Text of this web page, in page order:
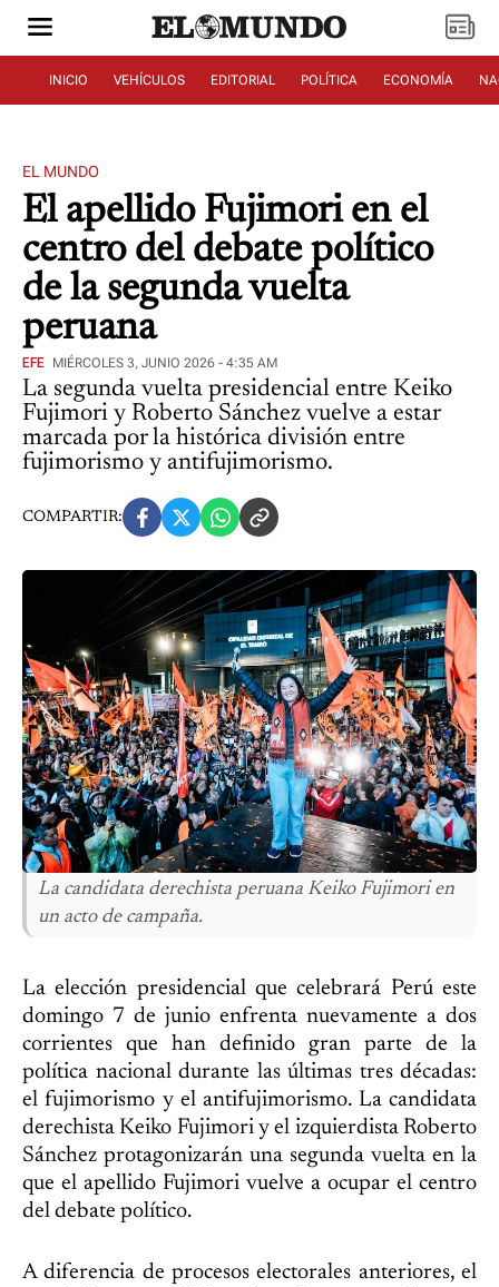
INICIO VEHÍCULOS EDITORIAL POLÍTICA ECONOMÍA
EL MUNDO
El apellido Fujimori en el
centro del debate político
de la segunda vuelta
peruana
EFE MIÉRCOLES 3, JUNIO 2026 - 4:35 AM
La segunda vuelta presidencial entre Keiko
Fujimori y Roberto Sánchez vuelve a estar
marcada por la histórica división entre
fujimorismo y antifujimorismo.
COMPARTIR:
La candidata derechista peruana Keiko Fujimori en
un acto de campaña.
La elección presidencial que celebrará Perú este
domingo 7 de junio enfrenta nuevamente a dos
corrientes que han definido gran parte de la
política nacional durante las últimas tres décadas:
el fujimorismo y el antifujimorismo. La candidata
derechista Keiko Fujimori y el izquierdista Roberto
Sánchez protagonizarán una segunda vuelta en la
que el apellido Fujimori vuelve a ocupar el centro
del debate político.
A diferencia de procesos electorales anteriores, el